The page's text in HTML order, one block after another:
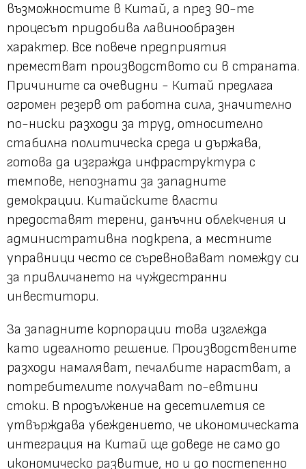
възможностите в Китай, а през 90-те
процесът придобива лавинообразен
характер. Все повече предприятия
преместват производството си в страната.
Причините са очевидни - Китай предлага
огромен резерв от работна сила, значително
по-ниски разходи за труд, относително
стабилна политическа среда и държава,
готова да изгражда инфраструктура с
темпове, непознати за западните
демокрации. Китайските власти
предоставят терени, данъчни облекчения и
административна подкрепа, а местните
управници често се съревновават помежду си
за привличането на чуждестранни
инвеститори.
За западните корпорации това изглежда
като идеалното решение. Производствените
разходи намаляват, печалбите нарастват, а
потребителите получават по-евтини
стоки. В продължение на десетилетия се
утвърждава убеждението, че икономическата
интеграция на Китай ще доведе не само до
икономическо развитие, но и до постепенно